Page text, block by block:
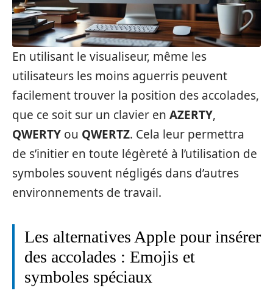
En utilisant le visualiseur, même les
utilisateurs les moins aguerris peuvent
facilement trouver la position des accolades,
que ce soit sur un clavier en AZERTY,
QWERTY ou QWERTZ. Cela leur permettra
de s’initier en toute légèreté à l’utilisation de
symboles souvent négligés dans d’autres
environnements de travail.
Les alternatives Apple pour insérer
des accolades : Emojis et
symboles spéciaux